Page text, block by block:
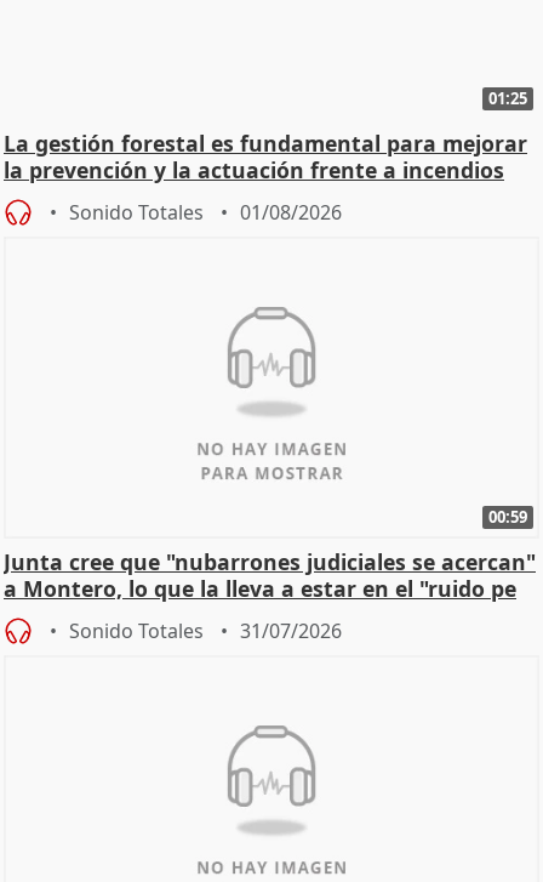
01:25
La gestión forestal es fundamental para mejorar
la prevención y la actuación frente a incendios
Sonido Totales 01/08/2026
00:59
Junta cree que "nubarrones judiciales se acercan"
a Montero, lo que la lleva a estar en el "ruido pe
Sonido Totales 31/07/2026